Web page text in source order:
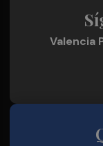
Valencia